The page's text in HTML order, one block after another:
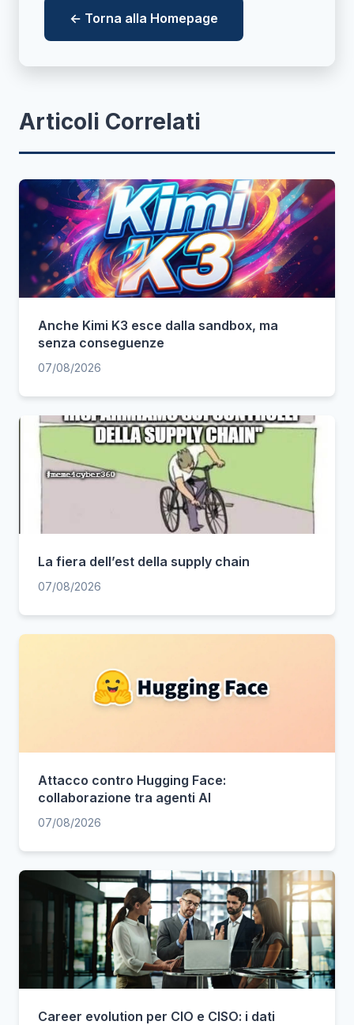
← Torna alla Homepage
Articoli Correlati
Anche Kimi K3 esce dalla sandbox, ma
senza conseguenze
07/08/2026
La fiera dell’est della supply chain
07/08/2026
Attacco contro Hugging Face:
collaborazione tra agenti AI
07/08/2026
Career evolution per CIO e CISO: i dati